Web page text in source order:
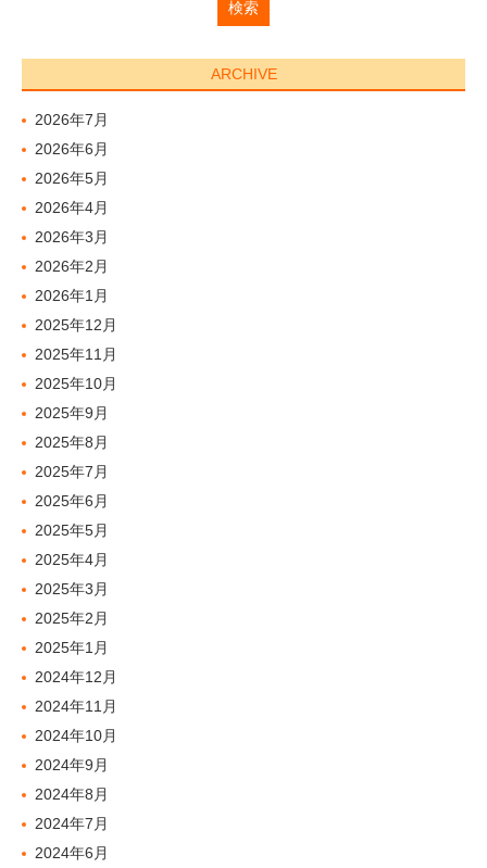
ARCHIVE
2026年7月
2026年6月
2026年5月
2026年4月
2026年3月
2026年2月
2026年1月
2025年12月
2025年11月
2025年10月
2025年9月
2025年8月
2025年7月
2025年6月
2025年5月
2025年4月
2025年3月
2025年2月
2025年1月
2024年12月
2024年11月
2024年10月
2024年9月
2024年8月
2024年7月
2024年6月